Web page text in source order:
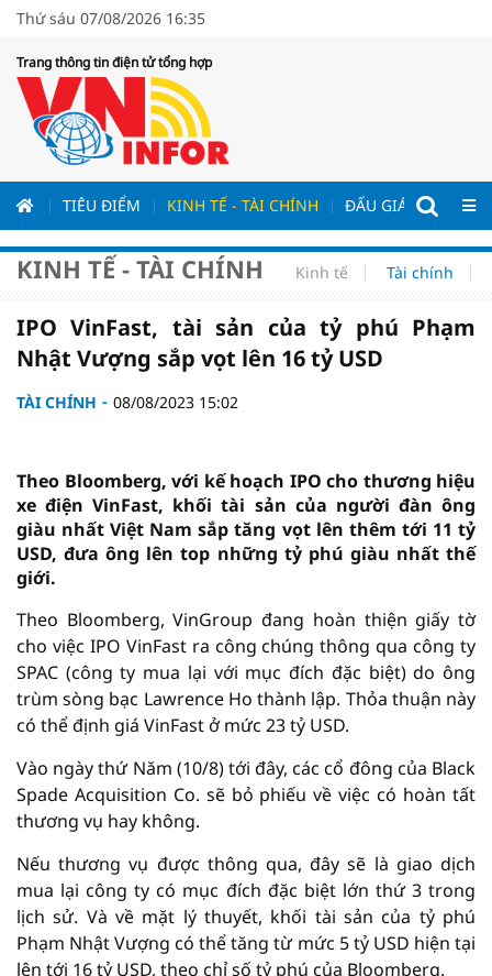
Thứ sáu 07/08/2026 16:35
Trang thông tin điện tử tổng hợp
TIÊU ĐIỂM KINH TẾ - TÀI CHÍNH ĐẤU GIÁ - ĐẤU
KINH TẾ - TÀI CHÍNH Kinh tế Tài chính
IPO VinFast, tài sản của tỷ phú Phạm
Nhật Vượng sắp vọt lên 16 tỷ USD
TÀI CHÍNH 08/08/2023 15:02
Theo Bloomberg, với kế hoạch IPO cho thương hiệu
xe điện VinFast, khối tài sản của người đàn ông
giàu nhất Việt Nam sắp tăng vọt lên thêm tới 11 tỷ
USD, đưa ông lên top những tỷ phú giàu nhất thế
giới.
Theo Bloomberg, VinGroup đang hoàn thiện giấy tờ
cho việc IPO VinFast ra công chúng thông qua công ty
SPAC (công ty mua lại với mục đích đặc biệt) do ông
trùm sòng bạc Lawrence Ho thành lập. Thỏa thuận này
có thể định giá VinFast ở mức 23 tỷ USD.
Vào ngày thứ Năm (10/8) tới đây, các cổ đông của Black
Spade Acquisition Co. sẽ bỏ phiếu về việc có hoàn tất
thương vụ hay không.
Nếu thương vụ được thông qua, đây sẽ là giao dịch
mua lại công ty có mục đích đặc biệt lớn thứ 3 trong
lịch sử. Và về mặt lý thuyết, khối tài sản của tỷ phú
Phạm Nhật Vượng có thể tăng từ mức 5 tỷ USD hiện tại
lên tới 16 tỷ USD, theo chỉ số tỷ phú của Bloomberg.